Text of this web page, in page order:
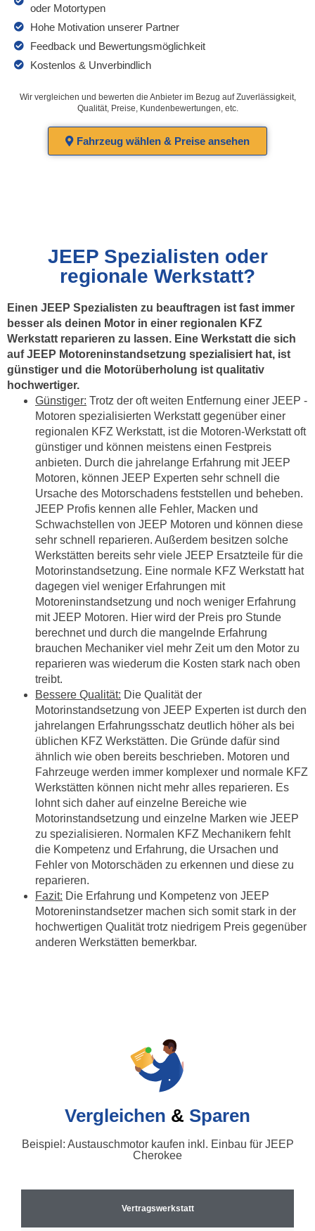
oder Motortypen
Hohe Motivation unserer Partner
Feedback und Bewertungsmöglichkeit
Kostenlos & Unverbindlich
Wir vergleichen und bewerten die Anbieter im Bezug auf Zuverlässigkeit,
Qualität, Preise, Kundenbewertungen, etc.
Fahrzeug wählen & Preise ansehen
JEEP Spezialisten oder
regionale Werkstatt?
Einen JEEP Spezialisten zu beauftragen ist fast immer
besser als deinen Motor in einer regionalen KFZ
Werkstatt reparieren zu lassen. Eine Werkstatt die sich
auf JEEP Motoreninstandsetzung spezialisiert hat, ist
günstiger und die Motorüberholung ist qualitativ
hochwertiger.
Günstiger: Trotz der oft weiten Entfernung einer JEEP -
Motoren spezialisierten Werkstatt gegenüber einer
regionalen KFZ Werkstatt, ist die Motoren-Werkstatt oft
günstiger und können meistens einen Festpreis
anbieten. Durch die jahrelange Erfahrung mit JEEP
Motoren, können JEEP Experten sehr schnell die
Ursache des Motorschadens feststellen und beheben.
JEEP Profis kennen alle Fehler, Macken und
Schwachstellen von JEEP Motoren und können diese
sehr schnell reparieren. Außerdem besitzen solche
Werkstätten bereits sehr viele JEEP Ersatzteile für die
Motorinstandsetzung. Eine normale KFZ Werkstatt hat
dagegen viel weniger Erfahrungen mit
Motoreninstandsetzung und noch weniger Erfahrung
mit JEEP Motoren. Hier wird der Preis pro Stunde
berechnet und durch die mangelnde Erfahrung
brauchen Mechaniker viel mehr Zeit um den Motor zu
reparieren was wiederum die Kosten stark nach oben
treibt.
Bessere Qualität: Die Qualität der
Motorinstandsetzung von JEEP Experten ist durch den
jahrelangen Erfahrungsschatz deutlich höher als bei
üblichen KFZ Werkstätten. Die Gründe dafür sind
ähnlich wie oben bereits beschrieben. Motoren und
Fahrzeuge werden immer komplexer und normale KFZ
Werkstätten können nicht mehr alles reparieren. Es
lohnt sich daher auf einzelne Bereiche wie
Motorinstandsetzung und einzelne Marken wie JEEP
zu spezialisieren. Normalen KFZ Mechanikern fehlt
die Kompetenz und Erfahrung, die Ursachen und
Fehler von Motorschäden zu erkennen und diese zu
reparieren.
Fazit: Die Erfahrung und Kompetenz von JEEP
Motoreninstandsetzer machen sich somit stark in der
hochwertigen Qualität trotz niedrigem Preis gegenüber
anderen Werkstätten bemerkbar.
Vergleichen & Sparen
Beispiel: Austauschmotor kaufen inkl. Einbau für JEEP
Cherokee
Vertragswerkstatt